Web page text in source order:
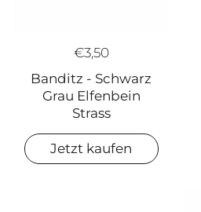
€3,50
Banditz - Schwarz
Grau Elfenbein
Strass
Jetzt kaufen